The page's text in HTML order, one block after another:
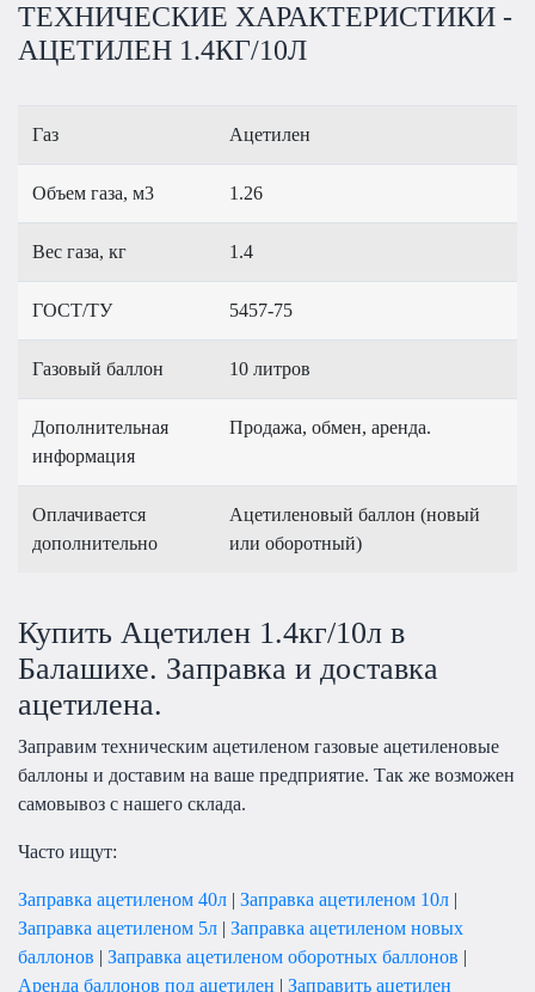
ТЕХНИЧЕСКИЕ ХАРАКТЕРИСТИКИ -
АЦЕТИЛЕН 1.4КГ/10Л
Газ Ацетилен
Объем газа, м3 1.26
Вес газа, кг 1.4
ГОСТ/ТУ 5457-75
Газовый баллон 10 литров
Дополнительная
информация
Продажа, обмен, аренда.
Оплачивается
дополнительно
Ацетиленовый баллон (новый
или оборотный)
Купить Ацетилен 1.4кг/10л в
Балашихе. Заправка и доставка
ацетилена.
Заправим техническим ацетиленом газовые ацетиленовые
баллоны и доставим на ваше предприятие. Так же возможен
самовывоз с нашего склада.
Часто ищут:
Заправка ацетиленом 40л | Заправка ацетиленом 10л |
Заправка ацетиленом 5л | Заправка ацетиленом новых
баллонов | Заправка ацетиленом оборотных баллонов |
Аренда баллонов под ацетилен | Заправить ацетилен